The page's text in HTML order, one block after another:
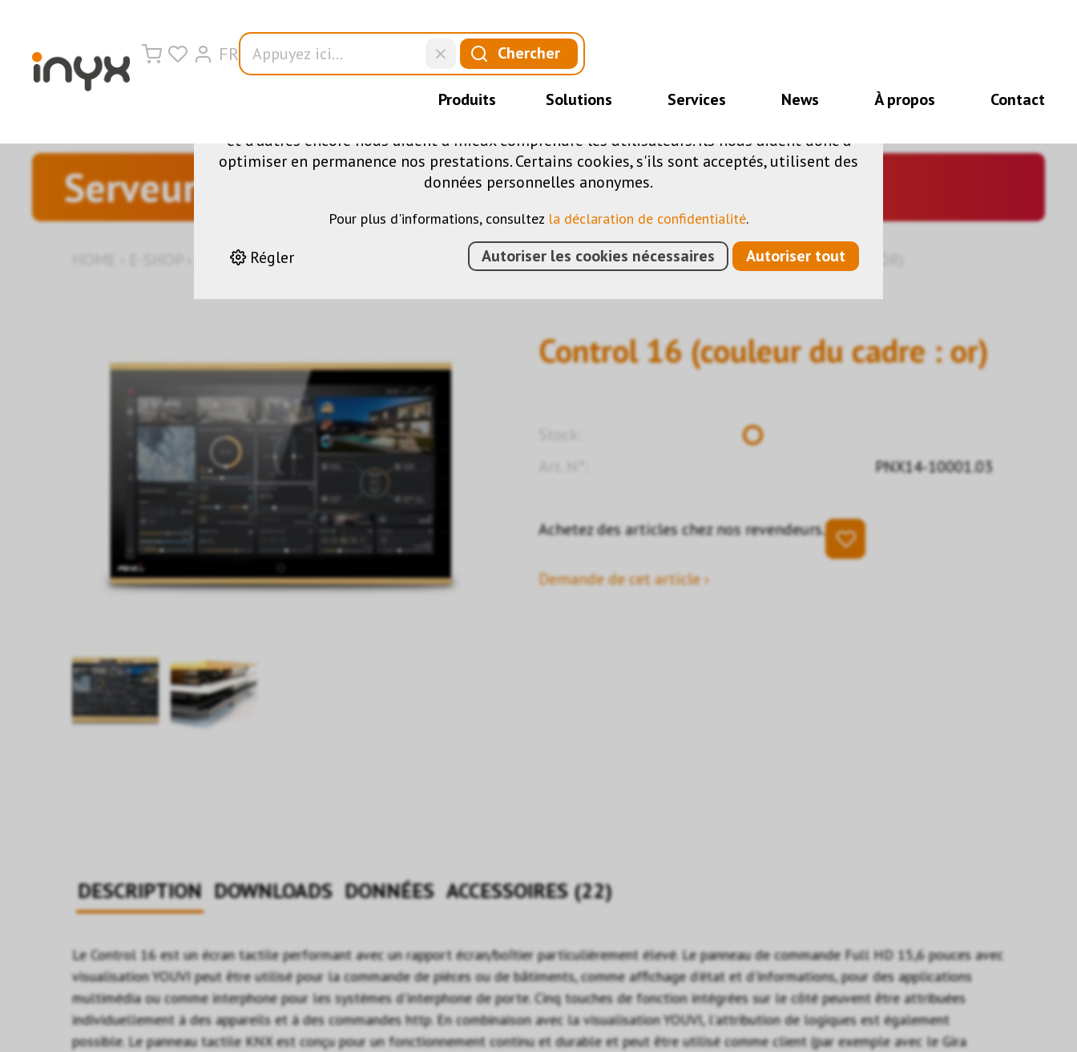
FR Chercher
Produits Solutions Services News À propos Contact
Serveur
AUTOMATION DES BÂTIMENTS VISUALISATION › SERVEUR › CONTROL 16 (COULEUR DU CADRE : OR)
Control 16 (couleur du cadre : or)
PNX14-10001.03
Achetez des articles chez nos revendeurs.
Demande de cet article ›
DESCRIPTION DOWNLOADS DONNÉES ACCESSOIRES (22)
Le Control 16 est un écran tactile performant avec un rapport écran/boîtier particulièrement élevé. Le panneau de commande Full HD 15,6 pouces avec
visualisation YOUVI peut être utilisé pour la commande de pièces ou de bâtiments, comme affichage d'état et d'informations, pour des applications
multimédia ou comme interphone pour les systèmes d'interphone de porte. Cinq touches de fonction intégrées sur le côté peuvent être attribuées
individuellement à des appareils et à des commandes http. En combinaison avec la visualisation YOUVI, l'attribution de logiques est également
possible. Le panneau tactile KNX est conçu pour un fonctionnement continu et durable et peut être utilisé comme client (par exemple avec le Gira
CE SITE UTILISE DES COOKIES
.
Nous utilisons différents cookies sur notre site web : certains sont nécessaires au bon
et d'autres encore nous aident à mieux comprendre les utilisateurs. Ils nous aident donc à
optimiser en permanence nos prestations. Certains cookies, s'ils sont acceptés, utilisent des
données personnelles anonymes.
Pour plus d'informations, consultez la déclaration de confidentialité.
Régler Autoriser les cookies nécessaires Autoriser tout